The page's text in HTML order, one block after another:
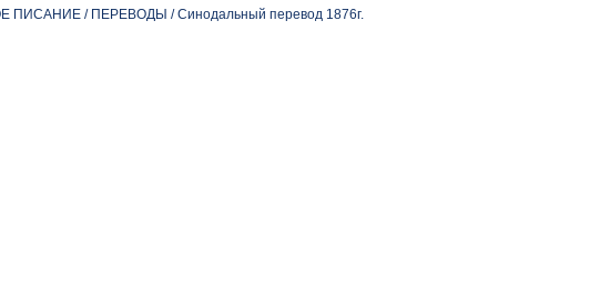
/ ПЕРЕВОДЫ / Синодальный перевод 1876г.